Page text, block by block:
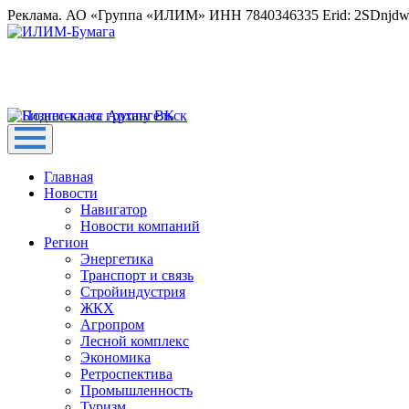
Реклама. АО «Группа «ИЛИМ» ИНН 7840346335 Erid:
Главная
Новости
Навигатор
Новости компаний
Регион
Энергетика
Транспорт и связь
Стройиндустрия
ЖКХ
Агропром
Лесной комплекс
Экономика
Ретроспектива
Промышленность